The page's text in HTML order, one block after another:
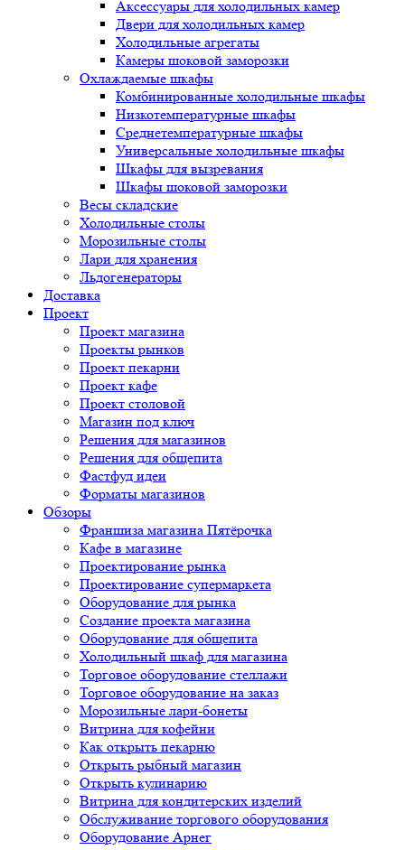
Аксессуары для холодильных камер
Двери для холодильных камер
Холодильные агрегаты
Камеры шоковой заморозки
Охлаждаемые шкафы
Комбинированные холодильные шкафы
Низкотемпературные шкафы
Среднетемпературные шкафы
Универсальные холодильные шкафы
Шкафы для вызревания
Шкафы шоковой заморозки
Весы складские
Холодильные столы
Морозильные столы
Лари для хранения
Льдогенераторы
Доставка
Проект
Проект магазина
Проекты рынков
Проект пекарни
Проект кафе
Проект столовой
Магазин под ключ
Решения для магазинов
Решения для общепита
Фастфуд идеи
Форматы магазинов
Обзоры
Франшиза магазина Пятёрочка
Кафе в магазине
Проектирование рынка
Проектирование супермаркета
Оборудование для рынка
Создание проекта магазина
Оборудование для общепита
Холодильный шкаф для магазина
Торговое оборудование стеллажи
Торговое оборудование на заказ
Морозильные лари-бонеты
Витрина для кофейни
Как открыть пекарню
Открыть рыбный магазин
Открыть кулинарию
Витрина для кондитерских изделий
Обслуживание торгового оборудования
Оборудование Арнег